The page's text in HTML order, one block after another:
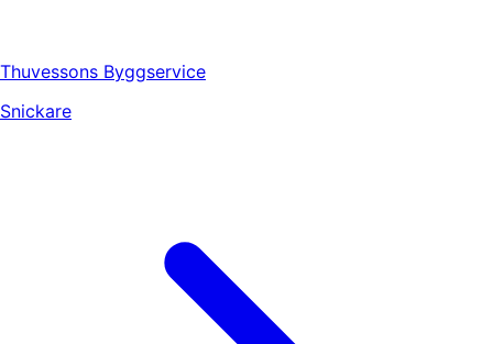
Thuvessons Byggservice
Snickare